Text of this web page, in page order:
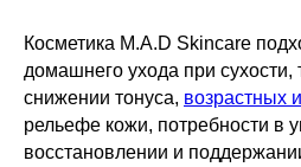
Косметика M.A.D Skincare
домашнего ухода при сухости,
снижении тонуса, возрастных
рельефе кожи, потребности в
восстановлении и